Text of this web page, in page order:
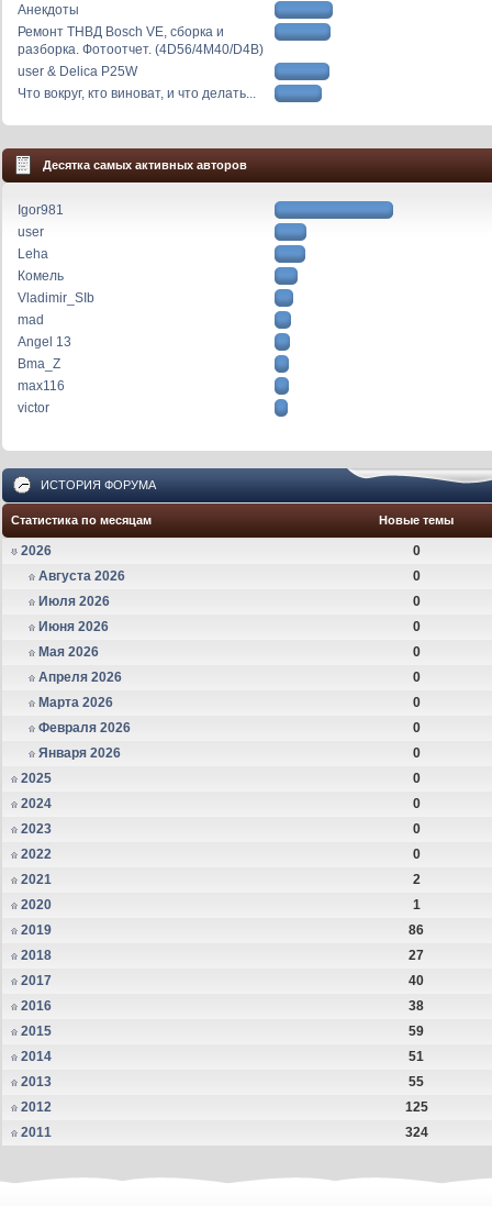
Анекдоты
Ремонт ТНВД Bosch VE, сборка и
разборка. Фотоотчет. (4D56/4M40/D4B)
user & Delica P25W
Что вокруг, кто виноват, и что делать...
Десятка самых активных авторов
Igor981
user
Leha
Комель
Vladimir_SIb
mad
Angel 13
Bma_Z
max116
victor
ИСТОРИЯ ФОРУМА
Статистика по месяцам Новые темы
2026
0
Августа 2026
0
Июля 2026
0
Июня 2026
0
Мая 2026
0
Апреля 2026
0
Марта 2026
0
Февраля 2026
0
Января 2026
0
2025
0
2024
0
2023
0
2022
0
2021
2
2020
1
2019
86
2018
27
2017
40
2016
38
2015
59
2014
51
2013
55
2012
125
2011
324